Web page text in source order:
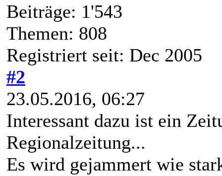
Beiträge: 1'543
Themen: 808
Registriert seit: Dec 2005
#2
23.05.2016, 06:27
Interessant dazu ist ein
Regionalzeitung...
Es wird gejammert wie